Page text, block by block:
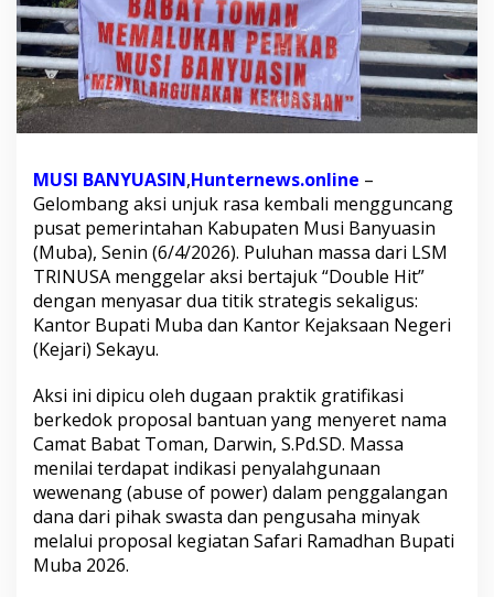
r
o
p
o
s
a
l
T
R
I
N
U
S
A
M
i
a
B
u
p
a
t
M
u
MUSI BANYUASIN,Hunternews.online –
Gelombang aksi unjuk rasa kembali mengguncang
pusat pemerintahan Kabupaten Musi Banyuasin
(Muba), Senin (6/4/2026). Puluhan massa dari LSM
TRINUSA menggelar aksi bertajuk “Double Hit”
dengan menyasar dua titik strategis sekaligus:
Kantor Bupati Muba dan Kantor Kejaksaan Negeri
(Kejari) Sekayu.
Aksi ini dipicu oleh dugaan praktik gratifikasi
berkedok proposal bantuan yang menyeret nama
Camat Babat Toman, Darwin, S.Pd.SD. Massa
menilai terdapat indikasi penyalahgunaan
wewenang (abuse of power) dalam penggalangan
dana dari pihak swasta dan pengusaha minyak
melalui proposal kegiatan Safari Ramadhan Bupati
Muba 2026.